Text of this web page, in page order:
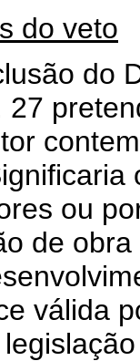
do veto
do
27
ou
de obra
válida